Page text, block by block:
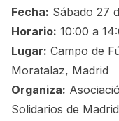
Fecha: Sábado 27
Horario: 10:00 a
Lugar: Campo de
Moratalaz, Madrid
Organiza:
Solidarios de